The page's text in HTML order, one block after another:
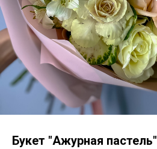
Букет "Ажурная пастель"